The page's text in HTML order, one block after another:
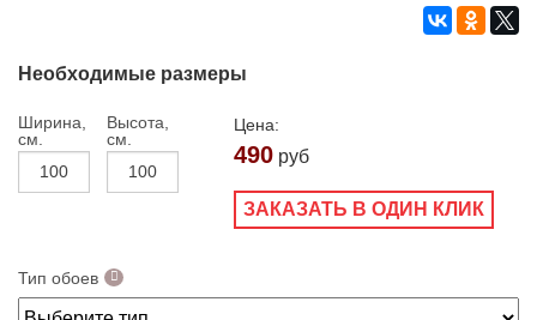
Необходимые размеры
Ширина,
см.
Высота,
см.
Цена:
490 руб
ЗАКАЗАТЬ В ОДИН КЛИК
Тип обоев